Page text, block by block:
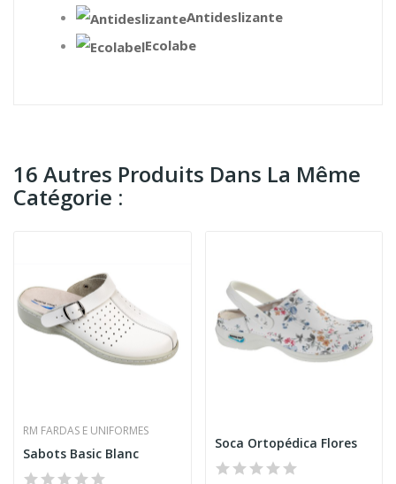
Antideslizante
Ecolabe
16 Autres Produits Dans La Même
Catégorie :
RM FARDAS E UNIFORMES
Sabots Basic Blanc
Soca Ortopédica Flores